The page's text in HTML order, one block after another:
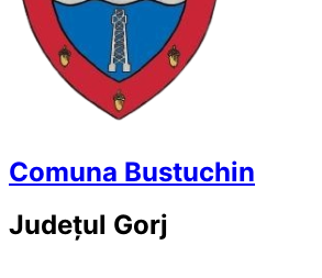
Comuna Bustuchin
Județul Gorj